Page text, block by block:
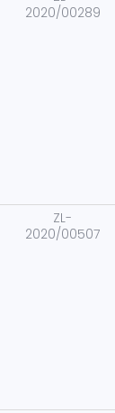
2020/00289
ZL-
2020/00507